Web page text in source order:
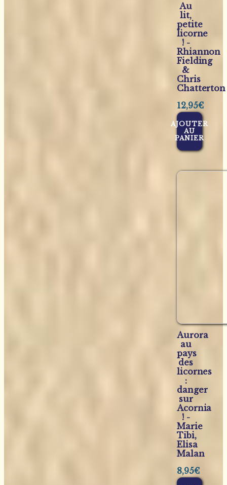
Au
lit,
petite
licorne
! -
Rhiannon
Fielding
&
Chris
Chatterton
12,95€
AJOUTER
AU
PANIER
Aurora
au
pays
des
licornes
:
danger
sur
Acornia
! -
Marie
Tibi,
Elisa
Malan
8,95€